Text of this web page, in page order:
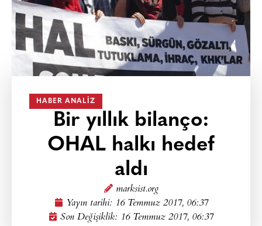
HABER ANALIZ
Bir yıllık bilanço:
OHAL halkı hedef
aldı
marksist.org
Yayın tarihi: 16 Temmuz 2017, 06:37
Son Değişiklik: 16 Temmuz 2017, 06:37